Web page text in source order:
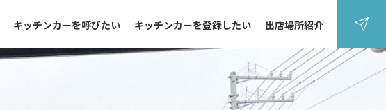
キッチンカーを呼びたい キッチンカーを登録したい 出店場所紹介